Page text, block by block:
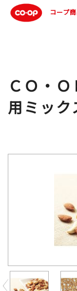
コープ
ＣＯ・
用ミック
Previous